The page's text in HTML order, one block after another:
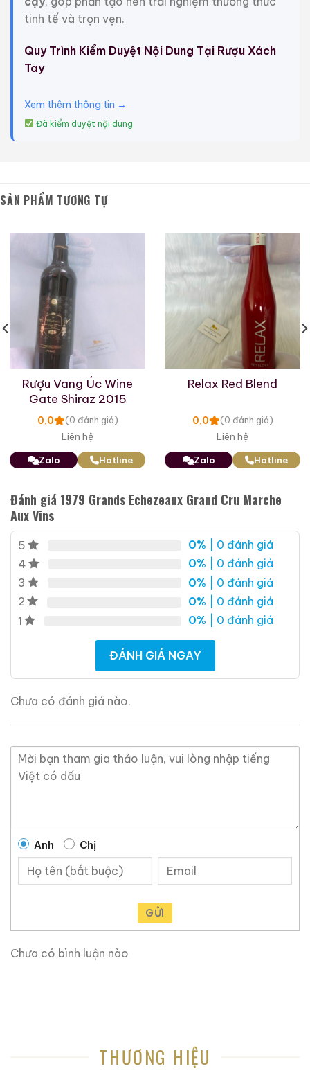
Oak 1997
28.680.000₫
Zalo Hotline
Oak 1996
Roi Des Rois Cognac
Monalisa
700ml / 40%
0,0 (0 đánh giá)
Zalo Hotline
Cognac Roi des Rois
700ml / 40%
(0 đánh giá)
18.860.000₫
Giới Thiệu Một Số Mẫu Rượu Brandy
Brandy Changyu Gold
Medal
3.660.000₫
Zalo Hotline
Roi Des Rois Cognac
ruouxachtay.com
là trang web nói về rượu ngoại:
muốn biết về nguồn gốc của một loại rượu whisky cụ
rượu ngoại, tại đây chúng tôi chia sẽ kinh nghiệm và
những gì học hỏi được trong hơn 10 năm trong lĩnh vực
tinh tế và trọn vẹn.
Quy Trình Kiểm Duyệt Nội Dung Tại Rượu Xách
Tay
Xem thêm thông tin →
Đã kiểm duyệt nội dung
SẢN PHẨM TƯƠNG TỰ
Rượu Vang Úc Wine
Gate Shiraz 2015
0,0 (0 đánh giá)
Liên hệ
Zalo Hotline
Relax Red Blend
0,0 (0 đánh giá)
Liên hệ
Zalo Hotline
Đánh giá 1979 Grands Echezeaux Grand Cru Marche
Aux Vins
5 0% | 0 đánh giá
4
0% | 0 đánh giá
3
0% | 0 đánh giá
2
0% | 0 đánh giá
1
0% | 0 đánh giá
ĐÁNH GIÁ NGAY
Chưa có đánh giá nào.
Anh Chị
GỬI
Chưa có bình luận nào
THƯƠNG HIỆU